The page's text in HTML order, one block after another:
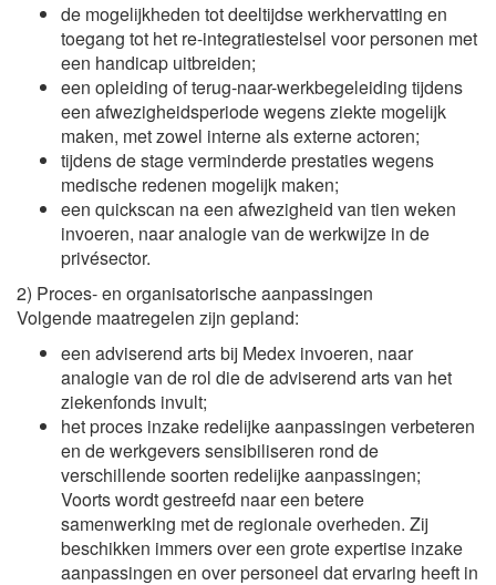
de mogelijkheden tot deeltijdse werkhervatting en
toegang tot het re-integratiestelsel voor personen met
een handicap uitbreiden;
een opleiding of terug-naar-werkbegeleiding tijdens
een afwezigheidsperiode wegens ziekte mogelijk
maken, met zowel interne als externe actoren;
tijdens de stage verminderde prestaties wegens
medische redenen mogelijk maken;
een quickscan na een afwezigheid van tien weken
invoeren, naar analogie van de werkwijze in de
privésector.
2) Proces- en organisatorische aanpassingen
Volgende maatregelen zijn gepland:
een adviserend arts bij Medex invoeren, naar
analogie van de rol die de adviserend arts van het
ziekenfonds invult;
het proces inzake redelijke aanpassingen verbeteren
en de werkgevers sensibiliseren rond de
verschillende soorten redelijke aanpassingen;
Voorts wordt gestreefd naar een betere
samenwerking met de regionale overheden. Zij
beschikken immers over een grote expertise inzake
aanpassingen en over personeel dat ervaring heeft in